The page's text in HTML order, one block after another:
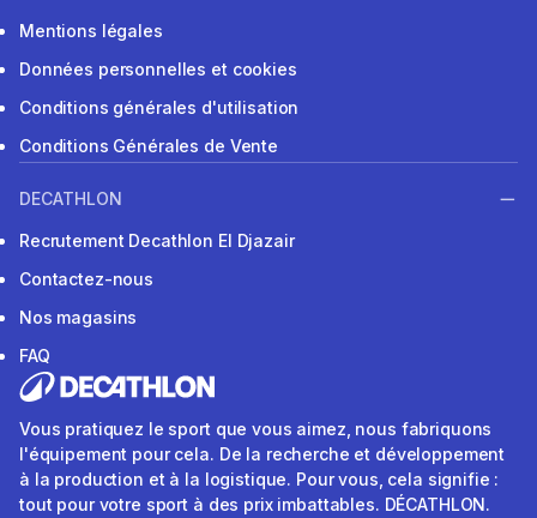
Mentions légales
Données personnelles et cookies
Conditions générales d'utilisation
Conditions Générales de Vente
DECATHLON
Recrutement Decathlon El Djazair
Contactez-nous
Nos magasins
FAQ
Vous pratiquez le sport que vous aimez, nous fabriquons
l'équipement pour cela. De la recherche et développement
à la production et à la logistique. Pour vous, cela signifie :
tout pour votre sport à des prix imbattables. DÉCATHLON.